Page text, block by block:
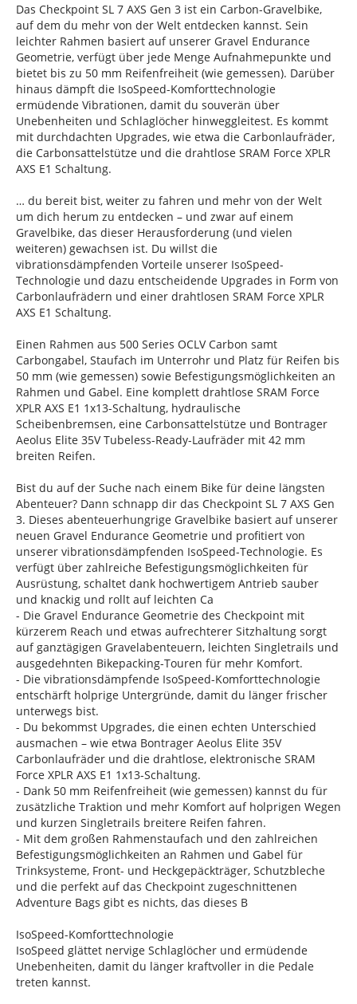
Das Checkpoint SL 7 AXS Gen 3 ist ein Carbon-Gravelbike,
auf dem du mehr von der Welt entdecken kannst. Sein
leichter Rahmen basiert auf unserer Gravel Endurance
Geometrie, verfügt über jede Menge Aufnahmepunkte und
bietet bis zu 50 mm Reifenfreiheit (wie gemessen). Darüber
hinaus dämpft die IsoSpeed-Komforttechnologie
ermüdende Vibrationen, damit du souverän über
Unebenheiten und Schlaglöcher hinweggleitest. Es kommt
mit durchdachten Upgrades, wie etwa die Carbonlaufräder,
die Carbonsattelstütze und die drahtlose SRAM Force XPLR
AXS E1 Schaltung.
… du bereit bist, weiter zu fahren und mehr von der Welt
um dich herum zu entdecken – und zwar auf einem
Gravelbike, das dieser Herausforderung (und vielen
weiteren) gewachsen ist. Du willst die
vibrationsdämpfenden Vorteile unserer IsoSpeed-
Technologie und dazu entscheidende Upgrades in Form von
Carbonlaufrädern und einer drahtlosen SRAM Force XPLR
AXS E1 Schaltung.
Einen Rahmen aus 500 Series OCLV Carbon samt
Carbongabel, Staufach im Unterrohr und Platz für Reifen bis
50 mm (wie gemessen) sowie Befestigungsmöglichkeiten an
Rahmen und Gabel. Eine komplett drahtlose SRAM Force
XPLR AXS E1 1x13-Schaltung, hydraulische
Scheibenbremsen, eine Carbonsattelstütze und Bontrager
Aeolus Elite 35V Tubeless-Ready-Laufräder mit 42 mm
breiten Reifen.
Bist du auf der Suche nach einem Bike für deine längsten
Abenteuer? Dann schnapp dir das Checkpoint SL 7 AXS Gen
3. Dieses abenteuerhungrige Gravelbike basiert auf unserer
neuen Gravel Endurance Geometrie und profitiert von
unserer vibrationsdämpfenden IsoSpeed-Technologie. Es
verfügt über zahlreiche Befestigungsmöglichkeiten für
Ausrüstung, schaltet dank hochwertigem Antrieb sauber
und knackig und rollt auf leichten Ca
- Die Gravel Endurance Geometrie des Checkpoint mit
kürzerem Reach und etwas aufrechterer Sitzhaltung sorgt
auf ganztägigen Gravelabenteuern, leichten Singletrails und
ausgedehnten Bikepacking-Touren für mehr Komfort.
- Die vibrationsdämpfende IsoSpeed-Komforttechnologie
entschärft holprige Untergründe, damit du länger frischer
unterwegs bist.
- Du bekommst Upgrades, die einen echten Unterschied
ausmachen – wie etwa Bontrager Aeolus Elite 35V
Carbonlaufräder und die drahtlose, elektronische SRAM
Force XPLR AXS E1 1x13-Schaltung.
- Dank 50 mm Reifenfreiheit (wie gemessen) kannst du für
zusätzliche Traktion und mehr Komfort auf holprigen Wegen
und kurzen Singletrails breitere Reifen fahren.
- Mit dem großen Rahmenstaufach und den zahlreichen
Befestigungsmöglichkeiten an Rahmen und Gabel für
Trinksysteme, Front- und Heckgepäckträger, Schutzbleche
und die perfekt auf das Checkpoint zugeschnittenen
Adventure Bags gibt es nichts, das dieses B
IsoSpeed-Komforttechnologie
IsoSpeed glättet nervige Schlaglöcher und ermüdende
Unebenheiten, damit du länger kraftvoller in die Pedale
treten kannst.